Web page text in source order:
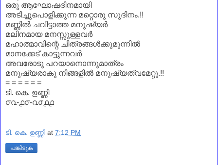
ഒരു ആഘോഷദിനമായി
അടിച്ചുപൊളിക്കുന്ന മറ്റൊരു സുദിനം.!!
മണ്ണിൽ ചവിട്ടാത്ത മനുഷ്യർ
മലിനമായ മനസ്സുള്ളവർ
മഹാത്മാവിന്റെ ചിത്രങ്ങൾക്കുമുന്നിൽ
മാനക്കേട് കാട്ടുന്നവർ
അവരോടു പറയാനൊന്നുമാത്രം
മനുഷ്യരാകൂ നിങ്ങളിൽ മനുഷ്യത്വമേറ്റൂ.!!
= = = = = =
ടി. കെ. ഉണ്ണി
൦൨-൧൦-൨൦൧൧
ടി. കെ. ഉണ്ണി at 7:12 PM
പങ്കിടുക